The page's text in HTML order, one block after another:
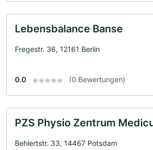
Lebensbalance Banse
Fregestr. 36, 12161 Berlin
0.0 (0 Bewertungen)
PZS Physio Zentrum
Behlertstr. 33, 14467 Potsdam